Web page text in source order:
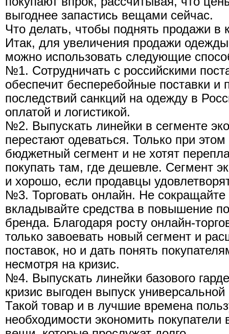
выгоднее запастись вещами сейчас.
Что делать, чтобы поднять продажи в
Итак, для увеличения продажи
можно использовать следующие
№1. Сотрудничать с российскими
обеспечит бесперебойные поставки и
последствий санкций на одежду в
оплатой и логистикой.
№2. Выпускать линейки в сегменте
перестают одеваться. Только при
бюджетный сегмент и не хотят
покупать там, где дешевле. Сегмент
и хорошо, если продавцы
№3. Торговать онлайн. Не сокращайте
вкладывайте средства в повышение
бренда. Благодаря росту онлайн-
только завоевать новый сегмент и
поставок, но и дать понять
несмотря на кризис.
№4. Выпускать линейки базового
кризис выгоден выпуск
Такой товар и в лучшие времена
необходимости экономить